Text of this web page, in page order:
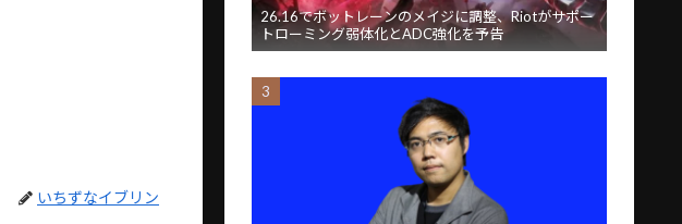
いちずなイブリン
26.16でボットレーンのメイジに調整、Riotがサポー
トローミング弱体化とADC強化を予告